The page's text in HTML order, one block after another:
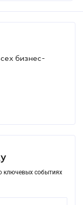
бизнес-
ключевых событиях